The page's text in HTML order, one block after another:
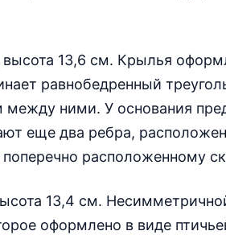
13,6 см. Крылья
равнобедренный
ними. У основания
еще два ребра,
расположенному
13,4 см.
оформлено в виде